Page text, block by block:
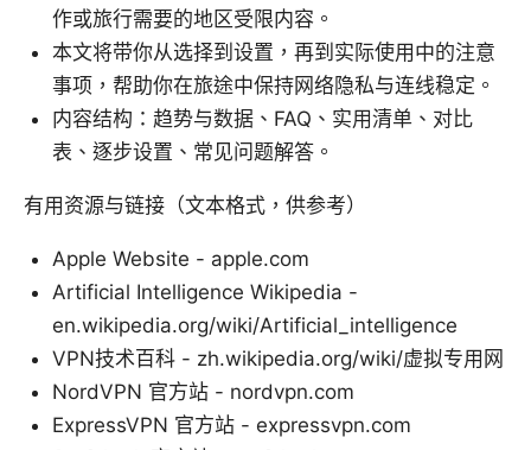
作或旅行需要的地区受限内容。
本文将带你从选择到设置，再到实际使用中的注意
事项，帮助你在旅途中保持网络隐私与连线稳定。
内容结构：趋势与数据、FAQ、实用清单、对比
表、逐步设置、常见问题解答。
有用资源与链接（文本格式，供参考）
Apple Website - apple.com
Artificial Intelligence Wikipedia -
en.wikipedia.org/wiki/Artificial_intelligence
VPN技术百科 - zh.wikipedia.org/wiki/虚拟专用网
NordVPN 官方站 - nordvpn.com
ExpressVPN 官方站 - expressvpn.com